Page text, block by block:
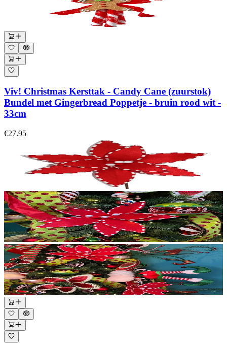
Viv! Christmas Kersttak - Candy Cane (zuurstok)
Bundel met Gingerbread Poppetje - bruin rood wit -
33cm
€27.95